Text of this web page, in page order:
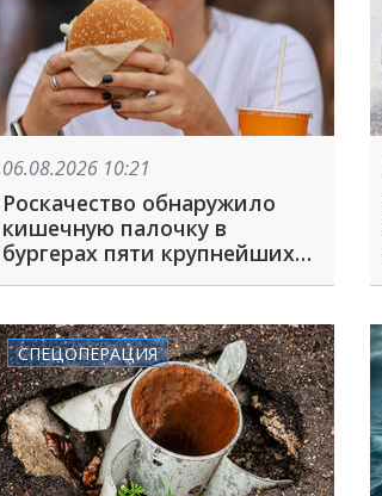
06.08.2026 10:21
Роскачество обнаружило
кишечную палочку в
бургерах пяти крупнейших
фастфудов
СПЕЦОПЕРАЦИЯ